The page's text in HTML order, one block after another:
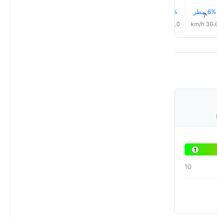
6% مطر↑
30.0
7% مطر
30.0 km/h
1
10